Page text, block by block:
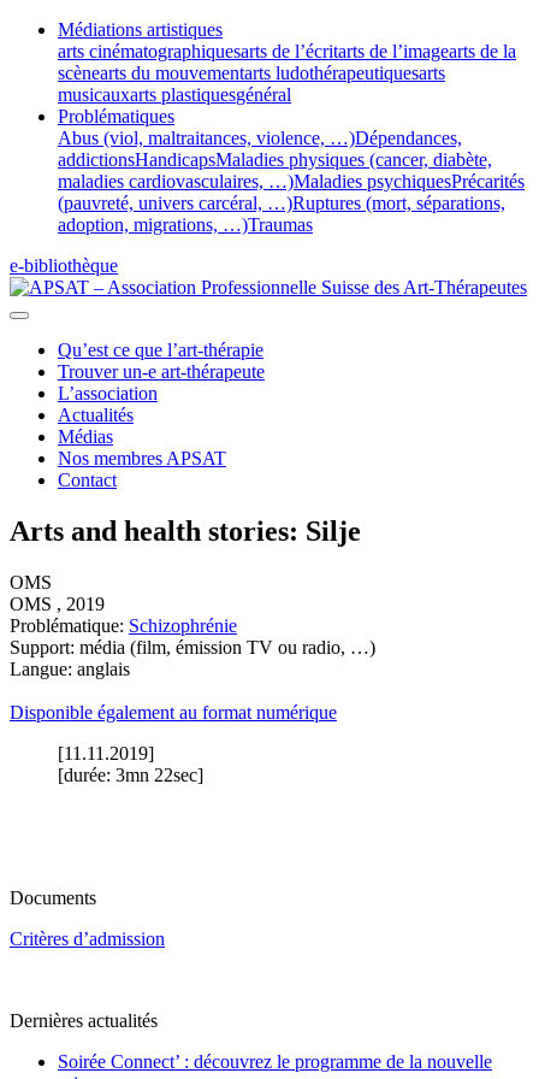
Médiations artistiques
arts cinématographiquesarts de l’écritarts de l’imagearts de la
scènearts du mouvementarts ludothérapeutiquesarts
musicauxarts plastiquesgénéral
Problématiques
Abus (viol, maltraitances, violence, …)Dépendances,
addictionsHandicapsMaladies physiques (cancer, diabète,
maladies cardiovasculaires, …)Maladies psychiquesPrécarités
(pauvreté, univers carcéral, …)Ruptures (mort, séparations,
adoption, migrations, …)Traumas
e-bibliothèque
Qu’est ce que l’art-thérapie
Trouver un-e art-thérapeute
L’association
Actualités
Médias
Nos membres APSAT
Contact
Arts and health stories: Silje
OMS
OMS , 2019
Problématique: Schizophrénie
Support: média (film, émission TV ou radio, …)
Langue: anglais
Disponible également au format numérique
[11.11.2019]
[durée: 3mn 22sec]
Documents
Critères d’admission
Dernières actualités
Soirée Connect’ : découvrez le programme de la nouvelle